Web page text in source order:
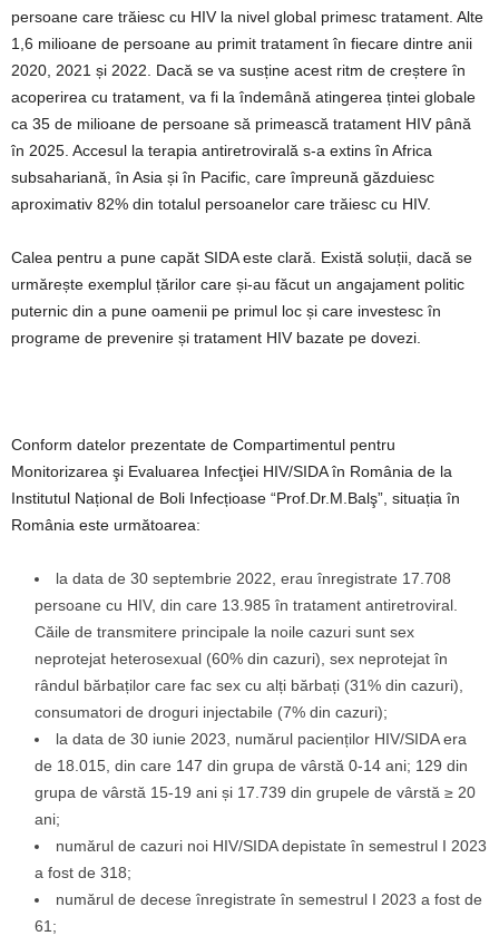
persoane care trăiesc cu HIV la nivel global primesc tratament. Alte
1,6 milioane de persoane au primit tratament în fiecare dintre anii
2020, 2021 și 2022. Dacă se va susține acest ritm de creștere în
acoperirea cu tratament, va fi la îndemână atingerea țintei globale
ca 35 de milioane de persoane să primească tratament HIV până
în 2025. Accesul la terapia antiretrovirală s-a extins în Africa
subsahariană, în Asia și în Pacific, care împreună găzduiesc
aproximativ 82% din totalul persoanelor care trăiesc cu HIV.
Calea pentru a pune capăt SIDA este clară. Există soluții, dacă se
urmărește exemplul țărilor care și-au făcut un angajament politic
puternic din a pune oamenii pe primul loc și care investesc în
programe de prevenire și tratament HIV bazate pe dovezi.
Conform datelor prezentate de Compartimentul pentru
Monitorizarea şi Evaluarea Infecţiei HIV/SIDA în România de la
Institutul Național de Boli Infecțioase “Prof.Dr.M.Balş”, situația în
România este următoarea:
la data de 30 septembrie 2022, erau înregistrate 17.708
persoane cu HIV, din care 13.985 în tratament antiretroviral.
Căile de transmitere principale la noile cazuri sunt sex
neprotejat heterosexual (60% din cazuri), sex neprotejat în
rândul bărbaților care fac sex cu alți bărbați (31% din cazuri),
consumatori de droguri injectabile (7% din cazuri);
la data de 30 iunie 2023, numărul pacienților HIV/SIDA era
de 18.015, din care 147 din grupa de vârstă 0-14 ani; 129 din
grupa de vârstă 15-19 ani și 17.739 din grupele de vârstă ≥ 20
ani;
numărul de cazuri noi HIV/SIDA depistate în semestrul I 2023
a fost de 318;
numărul de decese înregistrate în semestrul I 2023 a fost de
61;